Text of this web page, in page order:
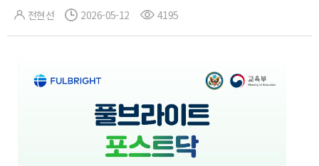
전현선 2026-05-12 4195